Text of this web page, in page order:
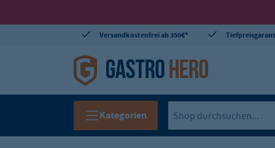
Versandkostenfrei ab 350€*
Kategorien